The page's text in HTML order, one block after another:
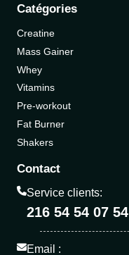
Catégories
Creatine
Mass Gainer
Whey
Vitamins
Pre-workout
Fat Burner
Shakers
Contact
Service clients:
216 54 54 07 54
Email :